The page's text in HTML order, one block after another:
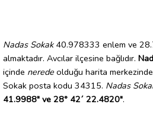
Nadas Sokak40.978333 enlem ve
almaktadır. Avcılar ilçesine bağlıdır.
içinde nerede olduğu harita
Sokak posta kodu 34315. Nadas
41.9988" ve 28° 42´ 22.4820".